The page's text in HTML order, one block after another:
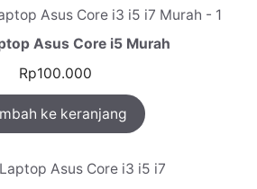
Asus Core i5 Murah
Rp100.000
ke keranjang